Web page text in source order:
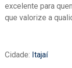
excelente para
que valorize a
Cidade: Itajaí